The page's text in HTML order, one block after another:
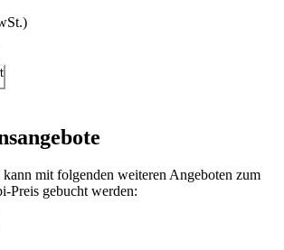
kann mit folgenden weiteren Angeboten zum
Preis gebucht werden: